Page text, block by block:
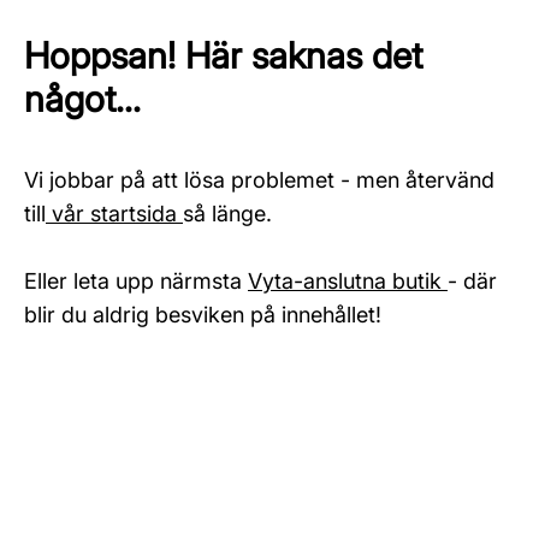
Hoppsan! Här saknas det
något...
Vi jobbar på att lösa problemet - men återvänd
till vår startsida så länge.
Eller leta upp närmsta Vyta-anslutna butik - där
blir du aldrig besviken på innehållet!